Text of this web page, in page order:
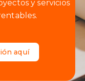
y servicios
ión aquí